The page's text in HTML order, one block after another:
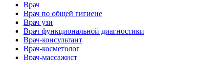
Врач
Врач по общей гигиене
Врач узи
Врач функциональной диагностики
Врач-консультант
Врач-косметолог
Врач-массажист